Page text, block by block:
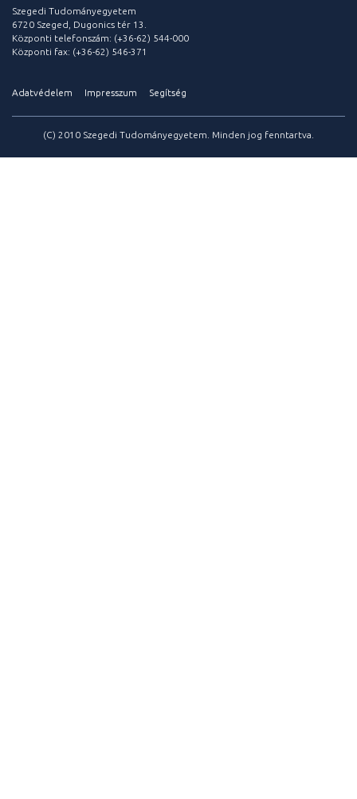
Szegedi Tudományegyetem
6720 Szeged, Dugonics tér 13.
Központi telefonszám: (+36-62) 544-000
Központi fax: (+36-62) 546-371
Adatvédelem Impresszum Segítség
(C) 2010 Szegedi Tudományegyetem. Minden jog fenntartva.